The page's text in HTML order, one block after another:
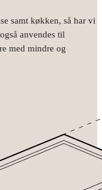
samt køkken, så har vi
anvendes til
med mindre og